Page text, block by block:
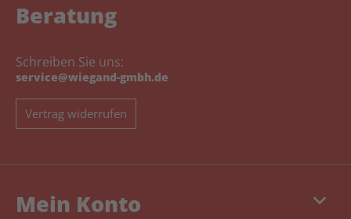
Beratung
Schreiben Sie uns:
service@wiegand-gmbh.de
Vertrag widerrufen
keyboard_arrow_down
Mein Konto